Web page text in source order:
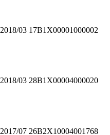
2018/03 17B1X00001000002
2018/03 28B1X00004000020
2017/07 26B2X10004001768